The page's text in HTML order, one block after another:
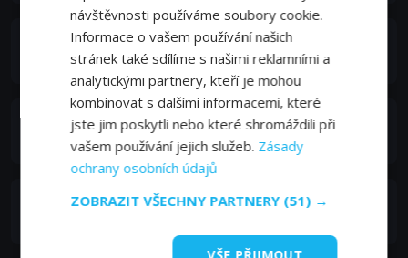
Perry Benson
Finicky Fred
Nick Moran
Leonard Kent
Ross O'Hennessy
návštěvnosti používáme soubory cookie.
Informace o vašem používání našich
stránek také sdílíme s našimi reklamními a
analytickými partnery, kteří je mohou
kombinovat s dalšími informacemi, které
jste jim poskytli nebo které shromáždili při
vašem používání jejich služeb. Zásady
ochrany osobních údajů
ZOBRAZIT VŠECHNY PARTNERY (51) →
VŠE PŘIJMOUT